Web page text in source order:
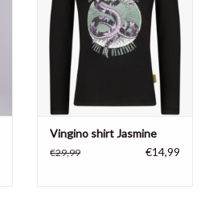
Vingino shirt Jasmine
€29,99 €14,99